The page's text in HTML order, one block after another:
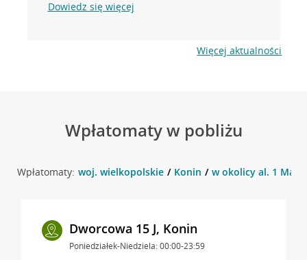
Dowiedz się więcej
Więcej aktualności
Wpłatomaty w pobliżu
Wpłatomaty: woj. wielkopolskie Konin w okolicy al. 1 Maja
Dworcowa 15 J, Konin
Poniedziałek-Niedziela: 00:00-23:59